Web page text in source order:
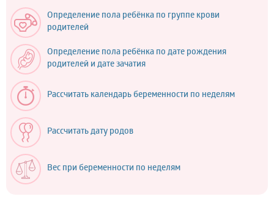
Определение пола ребёнка по группе крови
родителей
Определение пола ребёнка по дате рождения
родителей и дате зачатия
Рассчитать календарь беременности по неделям
Рассчитать дату родов
Вес при беременности по неделям